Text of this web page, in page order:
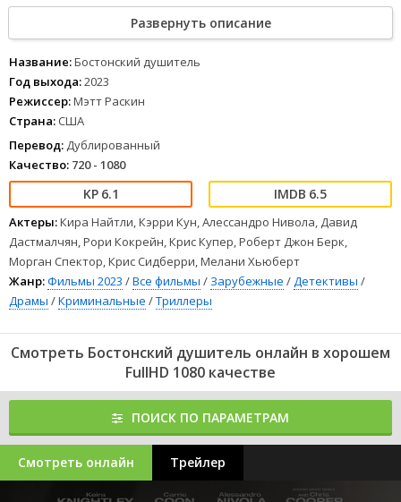
основанный на реальных событиях.
7778798081828384858687888990919293949596979899
100Бостонский душитель (2023) смотреть онлайн в хорошем
HD720 и 1080p качестве можно в интернете, современные
технологии позволяют наслаждаться кино премьерами
полностью с отличным звуком.
Развернуть описание
Название:Бостонский душитель
Год выхода:2023
Режиссер:Мэтт Раскин
Страна: США
Перевод: Дублированный
Качество: 720 - 1080
6.1 6.5
Актеры:Кира Найтли, Кэрри Кун, Алессандро Нивола, Давид
Дастмалчян, Рори Кокрейн, Крис Купер, Роберт Джон Берк,
Морган Спектор, Крис Сидберри, Мелани Хьюберт
Жанр:Фильмы 2023 /Все фильмы / Зарубежные /Детективы /
Драмы /Криминальные /Триллеры
Смотреть Бостонский душитель онлайн в хорошем
FullHD 1080 качестве
ПОИСК ПО ПАРАМЕТРАМ
Смотреть онлайн Трейлер